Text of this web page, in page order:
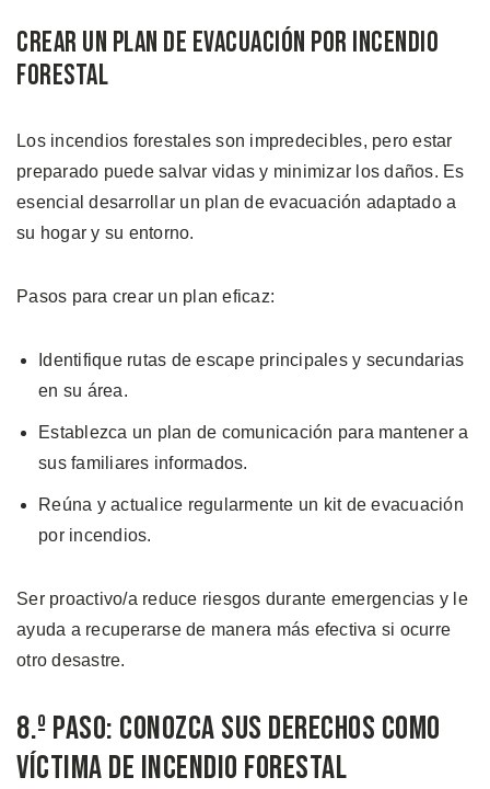
Crear un Plan de Evacuación por Incendio
Forestal
Los incendios forestales son impredecibles, pero estar
preparado puede salvar vidas y minimizar los daños. Es
esencial desarrollar un plan de evacuación adaptado a
su hogar y su entorno.
Pasos para crear un plan eficaz:
Identifique rutas de escape principales y secundarias
en su área.
Establezca un plan de comunicación para mantener a
sus familiares informados.
Reúna y actualice regularmente un kit de evacuación
por incendios.
Ser proactivo/a reduce riesgos durante emergencias y le
ayuda a recuperarse de manera más efectiva si ocurre
otro desastre.
8.º Paso: Conozca sus Derechos como
Víctima de Incendio Forestal